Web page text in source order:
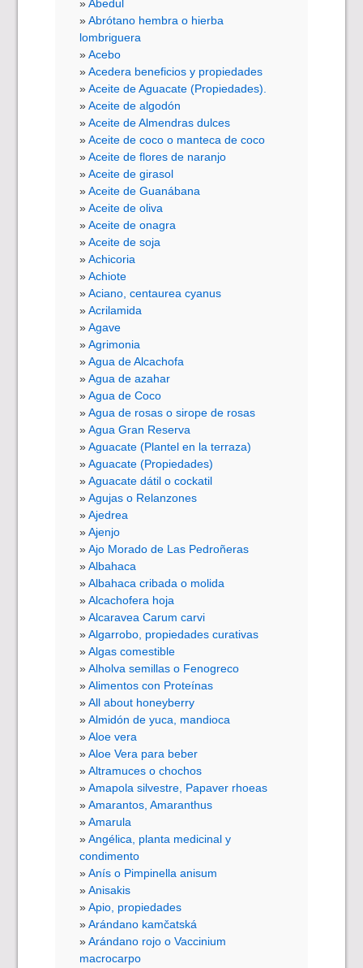
Abedul
Abrótano hembra o hierba
lombriguera
Acebo
Acedera beneficios y propiedades
Aceite de Aguacate (Propiedades).
Aceite de algodón
Aceite de Almendras dulces
Aceite de coco o manteca de coco
Aceite de flores de naranjo
Aceite de girasol
Aceite de Guanábana
Aceite de oliva
Aceite de onagra
Aceite de soja
Achicoria
Achiote
Aciano, centaurea cyanus
Acrilamida
Agave
Agrimonia
Agua de Alcachofa
Agua de azahar
Agua de Coco
Agua de rosas o sirope de rosas
Agua Gran Reserva
Aguacate (Plantel en la terraza)
Aguacate (Propiedades)
Aguacate dátil o cockatil
Agujas o Relanzones
Ajedrea
Ajenjo
Ajo Morado de Las Pedroñeras
Albahaca
Albahaca cribada o molida
Alcachofera hoja
Alcaravea Carum carvi
Algarrobo, propiedades curativas
Algas comestible
Alholva semillas o Fenogreco
Alimentos con Proteínas
All about honeyberry
Almidón de yuca, mandioca
Aloe vera
Aloe Vera para beber
Altramuces o chochos
Amapola silvestre, Papaver rhoeas
Amarantos, Amaranthus
Amarula
Angélica, planta medicinal y
condimento
Anís o Pimpinella anisum
Anisakis
Apio, propiedades
Arándano kamčatská
Arándano rojo o Vaccinium
macrocarpo